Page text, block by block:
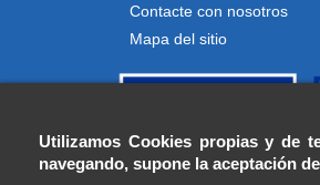
Utilizamos Cookies propias y de
navegando, supone la aceptación
Contacte con nosotros
Mapa del sitio